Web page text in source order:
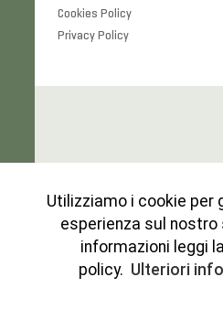
Cookies Policy
Privacy Policy
Utilizziamo i cookie per
esperienza sul nostro
informazioni leggi
policy. Ulteriori